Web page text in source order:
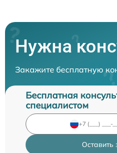
Нужна
Закажите бесплатную
Бесплатная
специалистом
Оставить